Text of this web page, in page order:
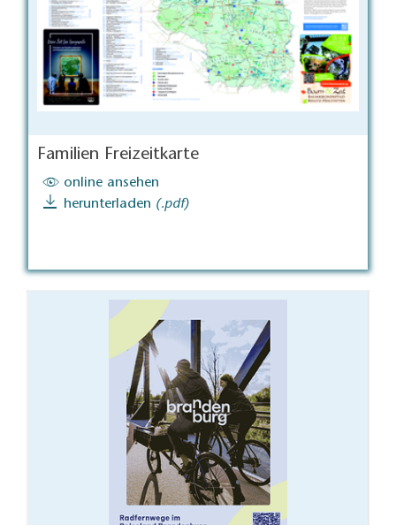
Familien Freizeitkarte
online ansehen
herunterladen (.pdf)